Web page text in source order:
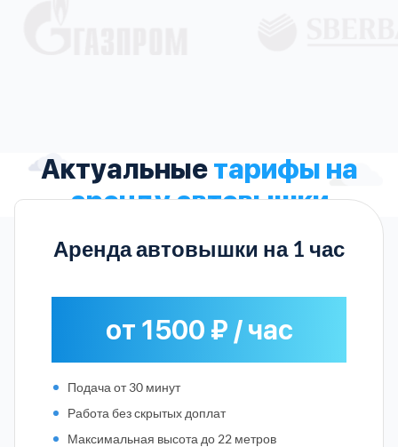
Актуальныетарифы на
аренду автовышки
Аренда автовышки на 1 час
от 1500 ₽ / час
Подача от 30 минут
Работа без скрытых доплат
Максимальная высота до 22 метров